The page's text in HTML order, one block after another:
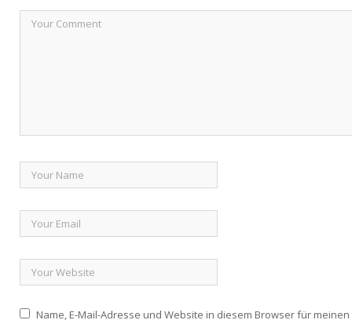
Name, E-Mail-Adresse und Website in diesem Browser für